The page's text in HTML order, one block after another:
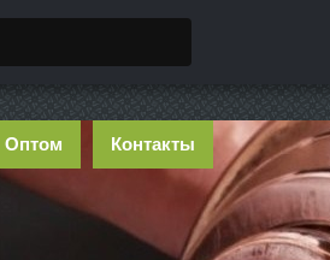
Оптом Контакты